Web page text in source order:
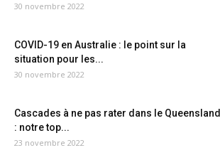
30 novembre 2022
COVID-19 en Australie : le point sur la
situation pour les...
30 novembre 2022
Cascades à ne pas rater dans le Queensland
: notre top...
23 novembre 2022